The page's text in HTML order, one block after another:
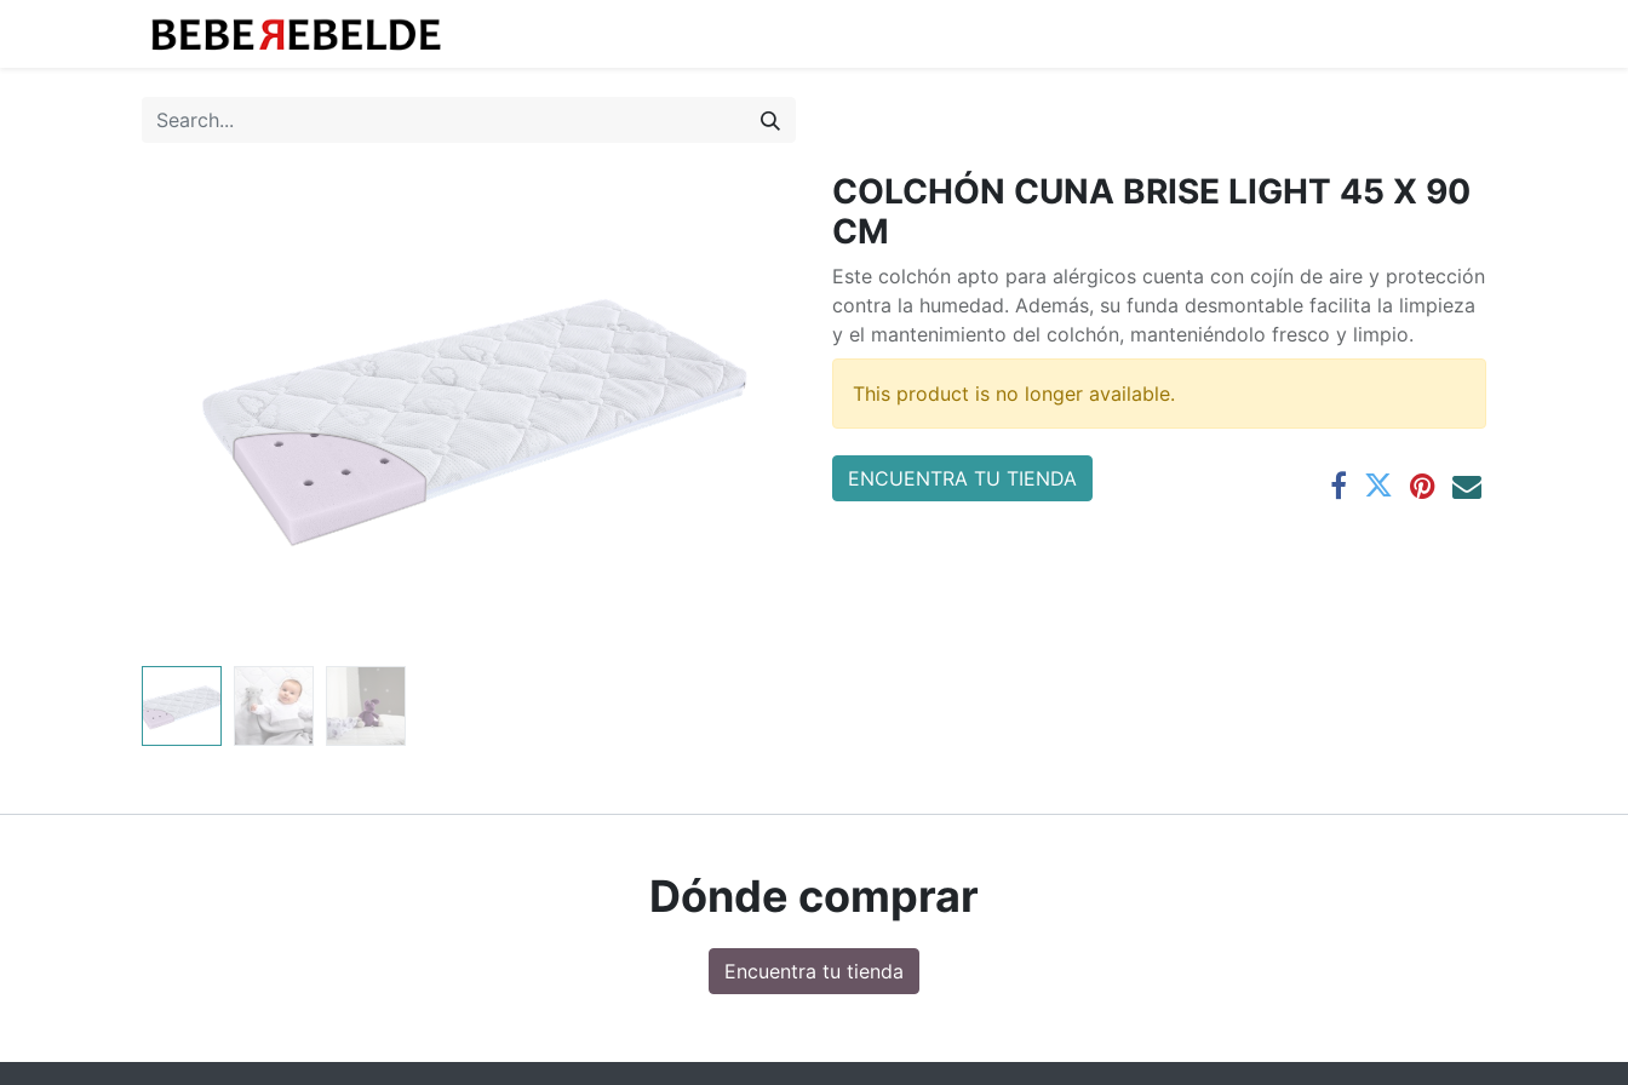
COLCHÓN CUNA BRISE LIGHT 45 X 90
CM
Este colchón apto para alérgicos cuenta con cojín de aire y protección
contra la humedad. Además, su funda desmontable facilita la limpieza
y el mantenimiento del colchón, manteniéndolo fresco y limpio.
This product is no longer available.
ENCUENTRA TU TIENDA
Dónde comprar
Encuentra tu tienda